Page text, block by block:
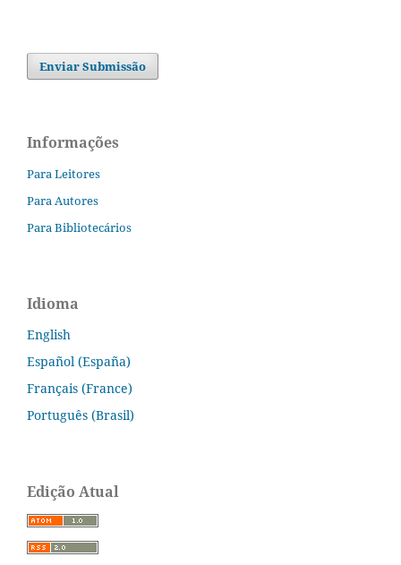
Enviar Submissão
Informações
Para Leitores
Para Autores
Para Bibliotecários
Idioma
English
Español (España)
Français (France)
Português (Brasil)
Edição Atual